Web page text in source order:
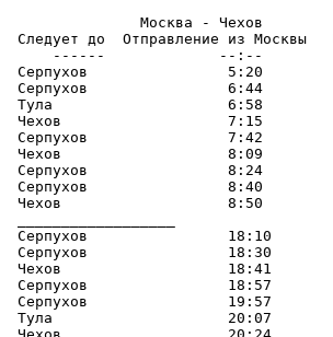
               Москва - Чехов
Следует до  Отправление из Москвы
------             --:--
Серпухов                5:20
Серпухов                6:44
Тула                    6:58
Чехов                   7:15
Серпухов                7:42
Чехов                   8:09
Серпухов                8:24
Серпухов                8:40
Чехов                   8:50
Серпухов                18:10
Серпухов                18:30
Чехов                   18:41
Серпухов                18:57
Серпухов                19:57
Тула                    20:07